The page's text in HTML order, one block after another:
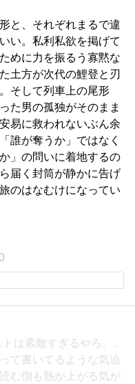
と、それぞれまるで違
い。私利私欲を掲げて
めに力を振るう寡黙な
土方が次代の鯉登と刃
そして列車上の尾形
た男の孤独がそのまま
易に救われないぶん余
誰が奪うか」ではなく
」の問いに着地するの
届く封筒が静かに告げ
のはなむけになってい
は素敵すぎるやろ。。
て書いてるような気迫
む側も熱が上がる気が